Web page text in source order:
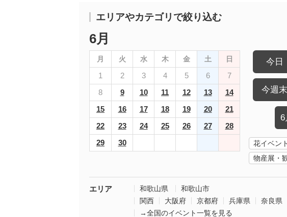
エリアやカテゴリで絞り込む
6月
月 火 水 木 金 土 日
1 2 3 4 5 6
7
8
9 10 11 12 13
14
15
16 17 18 19 20
21
22
23 24 25 26 27
28
29
30
今日
今週末
花イベント
物産展・
エリア 和歌山県
和歌山市
関西
大阪府 京都府 兵庫県 奈良県
→全国のイベント一覧を見る